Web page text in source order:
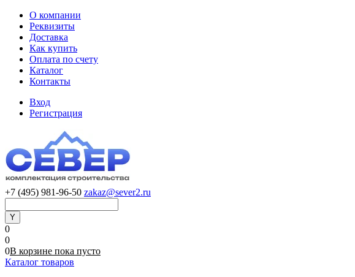
О компании
Реквизиты
Доставка
Как купить
Оплата по счету
Каталог
Контакты
Вход
Регистрация
+7 (495) 981-96-50 zakaz@sever2.ru
0
0
0В корзине пока пусто
Каталог товаров